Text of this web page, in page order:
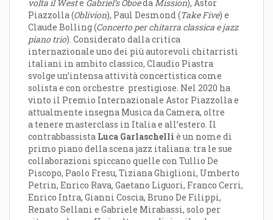
volta il Weste Gabriel’s OboedaMission), Astor
Piazzolla (Oblivion), Paul Desmond (Take Five) e
Claude Bolling (Concerto per chitarra classica e jazz
piano trio). Considerato dalla critica
internazionale uno dei più autorevoli chitarristi
italiani in ambito classico, Claudio Piastra
svolge un’intensa attività concertistica come
solista e con orchestre prestigiose. Nel 2020 ha
vinto il Premio Internazionale Astor Piazzolla e
attualmente insegna Musica da Camera, oltre
a tenere masterclass in Italia e all’estero. Il
contrabbassista Luca Garlaschelli è un nome di
primo piano della scena jazz italiana: tra le sue
collaborazioni spiccano quelle con Tullio De
Piscopo, Paolo Fresu, Tiziana Ghiglioni, Umberto
Petrin, Enrico Rava, Gaetano Liguori, Franco Cerri,
Enrico Intra, Gianni Coscia, Bruno De Filippi,
Renato Sellani e Gabriele Mirabassi, solo per